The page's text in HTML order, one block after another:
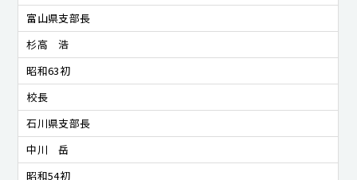
富山県支部長
杉高 浩
昭和63初
校長
石川県支部長
中川 岳
昭和54初